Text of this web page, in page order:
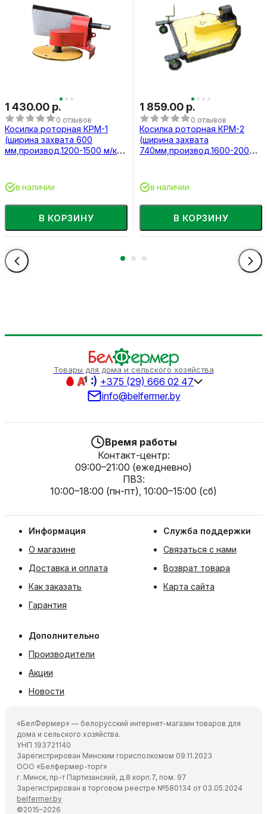
1 430.00 р.
0 отзывов
Косилка роторная КРМ-1
(ширина захвата 600
мм,производ.1200-1500 м/кв/
В КОРЗИНУ
в наличии
1 859.00 р.
0 отзывов
Косилка роторная КРМ-2
(ширина захвата
740мм,производ.1600-2000
В КОРЗИНУ
в наличии
Товары для дома и сельского хозяйства
+375 (29) 666 02 47
info@belfermer.by
Время работы
Контакт-центр:
09:00–21:00 (ежедневно)
ПВЗ:
10:00–18:00 (пн-пт), 10:00–15:00 (сб)
Информация
О магазине
Доставка и оплата
Как заказать
Гарантия
Служба поддержки
Связаться с нами
Возврат товара
Карта сайта
Дополнительно
Производители
Акции
Новости
«БелФермер» — белорусский интернет-магазин товаров для
дома и сельского хозяйства.
УНП 193721140
Зарегистрирован Минским горисполкомом 09.11.2023
ООО «Белфермер-торг»
г. Минск, пр-т Партизанский, д.8 корп.7, пом. 97
Зарегистрирован в торговом реестре №580134 от 03.05.2024
belfermer.by
©2015–2026